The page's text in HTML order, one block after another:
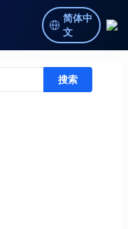
简体中
文